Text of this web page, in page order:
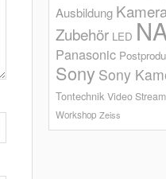
Ausbildung
Zubehör LED
Panasonic
Sony Sony
Tontechnik Video
Workshop Zeiss